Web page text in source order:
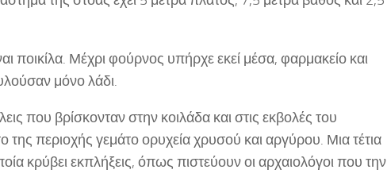
ποικίλα. Μέχρι φούρνος υπήρχε εκεί μέσα, φαρμακείο και
μόνο λάδι.
που βρίσκονταν στην κοιλάδα και στις εκβολές του
περιοχής γεμάτο ορυχεία χρυσού και αργύρου. Μια τέτια
κρύβει εκπλήξεις, όπως πιστεύουν οι αρχαιολόγοι που την